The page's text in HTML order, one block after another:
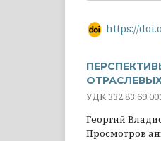
https://
УДК
Георгий
Просмотров